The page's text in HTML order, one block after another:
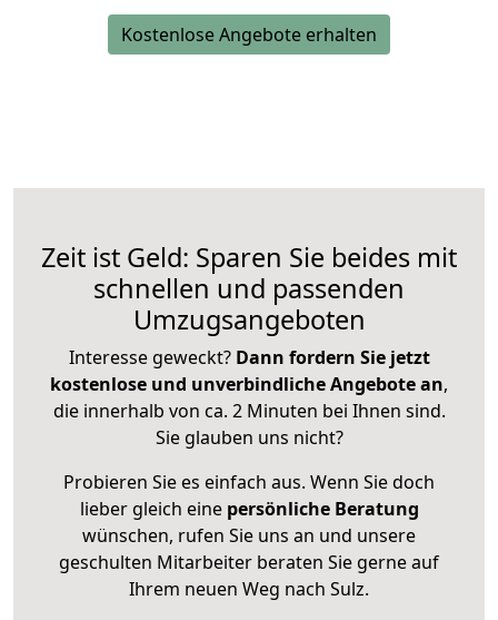
Kostenlose Angebote erhalten
Zeit ist Geld: Sparen Sie beides mit
schnellen und passenden
Umzugsangeboten
Interesse geweckt? Dann fordern Sie jetzt
kostenlose und unverbindliche Angebote an,
die innerhalb von ca. 2 Minuten bei Ihnen sind.
Sie glauben uns nicht?
Probieren Sie es einfach aus. Wenn Sie doch
lieber gleich eine persönliche Beratung
wünschen, rufen Sie uns an und unsere
geschulten Mitarbeiter beraten Sie gerne auf
Ihrem neuen Weg nach Sulz.